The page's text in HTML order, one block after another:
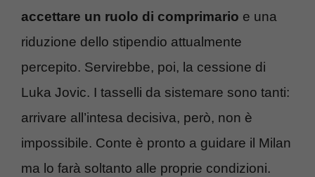
accettare un ruolo di comprimario e una
riduzione dello stipendio attualmente
percepito. Servirebbe, poi, la cessione di
Luka Jovic. I tasselli da sistemare sono tanti:
arrivare all’intesa decisiva, però, non è
impossibile. Conte è pronto a guidare il Milan
ma lo farà soltanto alle proprie condizioni.